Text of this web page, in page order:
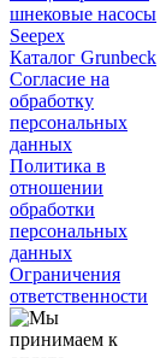
шнековые насосы
Seepex
Каталог Grunbeck
Согласие на
обработку
персональных
данных
Политика в
отношении
обработки
персональных
данных
Ограничения
ответственности